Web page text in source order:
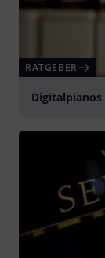
RATGEBER
Digitalpianos